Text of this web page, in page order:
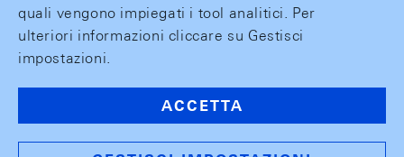
quali vengono impiegati i tool analitici. Per
ulteriori informazioni cliccare su Gestisci
impostazioni.
ACCETTA